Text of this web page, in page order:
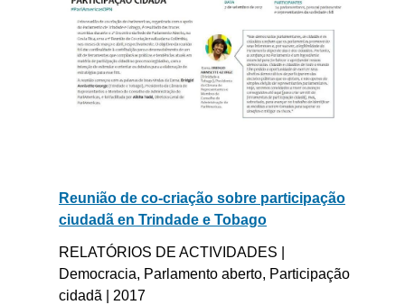
Reunião de co-criação sobre participação
ciudadã en Trindade e Tobago
RELATÓRIOS DE ACTIVIDADES |
Democracia, Parlamento aberto, Participação
cidadã | 2017